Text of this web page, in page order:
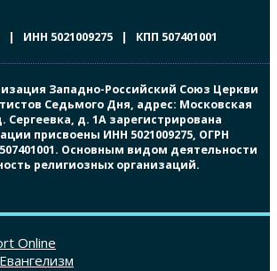
| ИНН 5021009275 | КПП 507401001
Западно-Российский Союз Церкви
Седьмого Дня, адрес: Московская
Сергеевка, д. 1А зарегистрирована
присвоены ИНН 5021009275, ОГРН
507401001. Основным видом деятельности
религиозных организаций.
Online